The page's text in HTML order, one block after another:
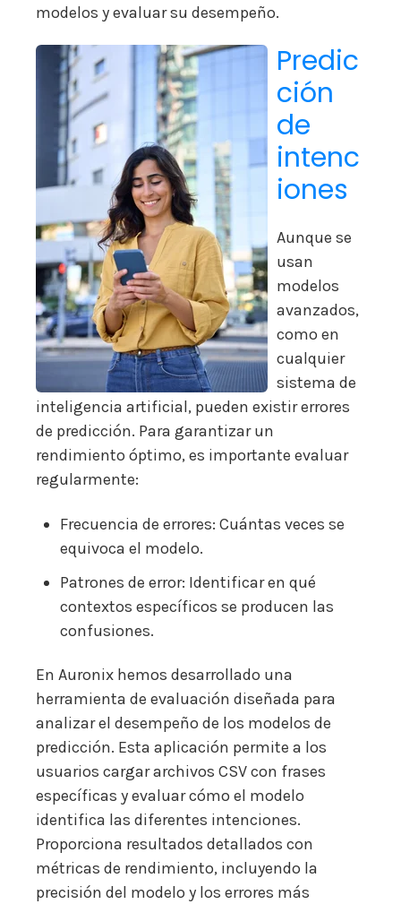
modelos y evaluar su desempeño.
Predic
ción
de
intenc
iones
Aunque se
usan
modelos
avanzados,
como en
cualquier
sistema de
inteligencia artificial, pueden existir errores
de predicción. Para garantizar un
rendimiento óptimo, es importante evaluar
regularmente:
Frecuencia de errores: Cuántas veces se
equivoca el modelo.
Patrones de error: Identificar en qué
contextos específicos se producen las
confusiones.
En Auronix hemos desarrollado una
herramienta de evaluación diseñada para
analizar el desempeño de los modelos de
predicción. Esta aplicación permite a los
usuarios cargar archivos CSV con frases
específicas y evaluar cómo el modelo
identifica las diferentes intenciones.
Proporciona resultados detallados con
métricas de rendimiento, incluyendo la
precisión del modelo y los errores más